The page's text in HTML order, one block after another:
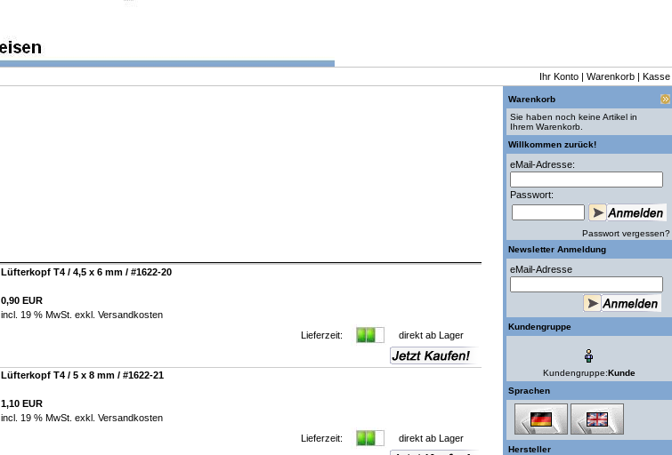
Ihr Konto | Warenkorb | Kasse
Lüfterkopf T4 / 4,5 x 6 mm / #1622-20
0,90 EUR
incl. 19 % MwSt. exkl. Versandkosten
Lieferzeit:
direkt ab Lager
Lüfterkopf T4 / 5 x 8 mm / #1622-21
1,10 EUR
incl. 19 % MwSt. exkl. Versandkosten
Lieferzeit:
direkt ab Lager
Warenkorb
Sie haben noch keine Artikel in
Ihrem Warenkorb.
Willkommen zurück!
eMail-Adresse:
Passwort:
Passwort vergessen?
Newsletter Anmeldung
eMail-Adresse
Kundengruppe
Kundengruppe:Kunde
Sprachen
Hersteller